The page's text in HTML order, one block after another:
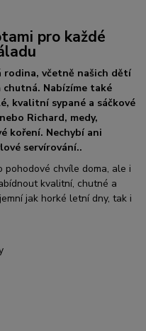
pro každé
rodina, včetně našich dětí
chutná. Nabízíme také
kvalitní sypané a sáčkové
Richard, medy,
koření. Nechybí ani
servírování..
chvíle doma, ale i
kvalitní, chutné a
jak horké letní dny, tak i